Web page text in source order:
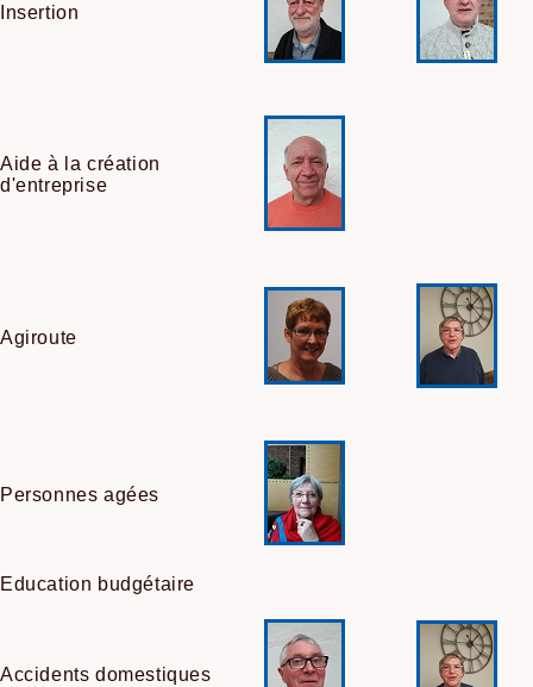
Insertion
Aide à la création
d'entreprise
Agiroute
Personnes agées
Education budgétaire
Accidents domestiques